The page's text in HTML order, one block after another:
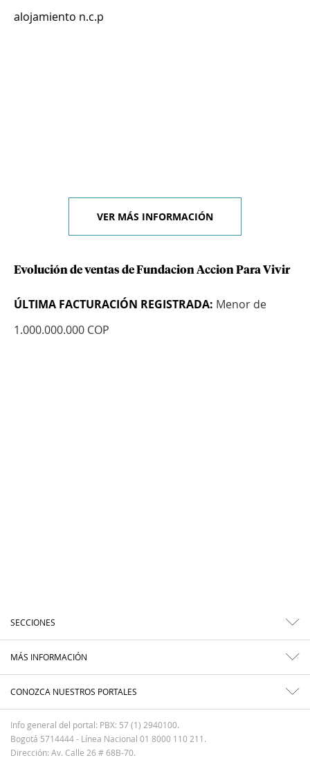
alojamiento n.c.p
VER MÁS INFORMACIÓN
Evolución de ventas de Fundacion Accion Para Vivir
ÚLTIMA FACTURACIÓN REGISTRADA: Menor de
1.000.000.000 COP
SECCIONES
MÁS INFORMACIÓN
CONOZCA NUESTROS PORTALES
Info general del portal: PBX: 57 (1) 2940100.
Bogotá 5714444 - Línea Nacional 01 8000 110 211.
Dirección: Av. Calle 26 # 68B-70.